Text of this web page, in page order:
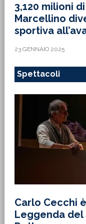
3,120 milioni
Marcellino
sportiva
23 GENNAIO 2025
Spettacoli
Carlo Cecchi
Leggenda del